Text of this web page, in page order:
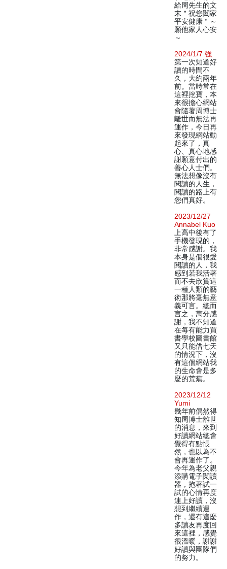
給周先生的文
末＂祝您闔家
平安健康＂～
願他家人心安
～
2024/1/7 強
第一次知道好
讀的時間不
久，大約兩年
前。當時常在
這裡挖寶，本
來很擔心網站
會隨著周博士
離世而無法再
運作，今日再
來發現網站動
起來了，真
心、真心地感
謝願意付出的
善心人士們。
無法想像沒有
閱讀的人生，
閱讀的路上有
您們真好。
2023/12/27
Annabel Kuo
上高中後有了
手機發現的，
非常感謝。我
本身是個很愛
閱讀的人，我
感到若我活著
而不去欣賞這
一種人類的藝
術那將毫無意
義可言。總而
言之，萬分感
謝，我不知道
在每有能力買
書學校圖書館
又只能借七天
的情況下，沒
有這個網站我
的生命會是多
麼的荒蕪。
2023/12/12
Yumi
幾年前偶然得
知周博士離世
的消息，來到
好讀網站總會
覺得有點悵
然，也以為不
會再運作了。
今年為老父親
添購電子閱讀
器，抱著試一
試的心情再度
連上好讀，沒
想到繼續運
作，還有這麼
多讀友再度回
來這裡，感覺
很溫暖，謝謝
好讀與團隊們
的努力。